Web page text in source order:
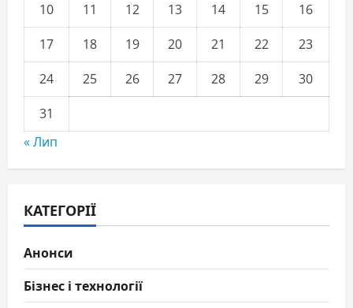
10
11 12 13 14 15
16
17
18 19 20 21 22
23
24
25 26 27 28 29
30
31
« Лип
КАТЕГОРІЇ
Анонси
Бізнес і технології